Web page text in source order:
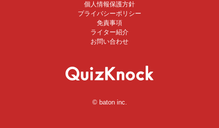
個人情報保護方針
プライバシーポリシー
免責事項
ライター紹介
お問い合わせ
© baton inc.